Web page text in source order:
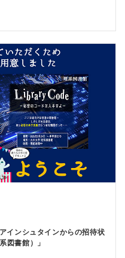
インシュタインからの招待状
図書館）」